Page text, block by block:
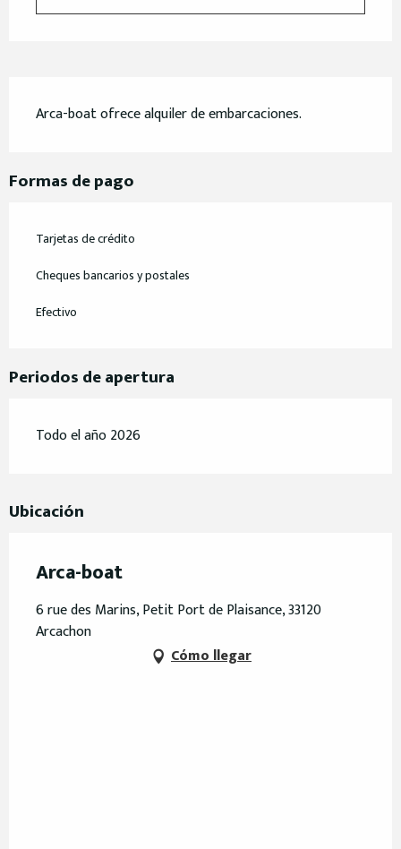
Arca-boat ofrece alquiler de embarcaciones.
Formas de pago
Tarjetas de crédito
Cheques bancarios y postales
Efectivo
Periodos de apertura
Todo el año 2026
Ubicación
Arca-boat
6 rue des Marins, Petit Port de Plaisance, 33120
Arcachon
Cómo llegar